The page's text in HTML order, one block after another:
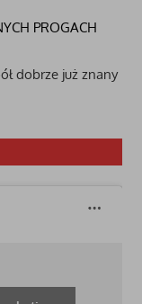
PROGACH
dobrze już znany